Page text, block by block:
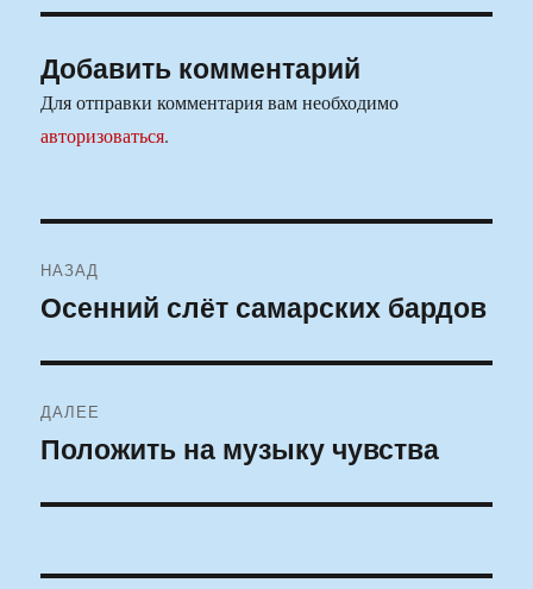
Добавить комментарий
Для отправки комментария вам необходимо
авторизоваться.
по
НАЗАД
Предыдущая
Осенний слёт самарских бардов
ДАЛЕЕ
Следующая
Положить на музыку чувства